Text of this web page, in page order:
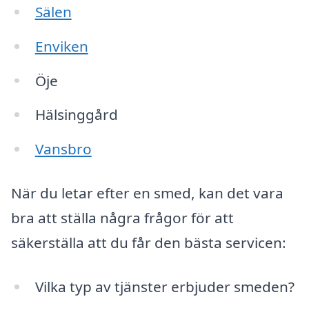
Sälen
Enviken
Öje
Hälsinggård
Vansbro
När du letar efter en smed, kan det vara
bra att ställa några frågor för att
säkerställa att du får den bästa servicen:
Vilka typ av tjänster erbjuder smeden?